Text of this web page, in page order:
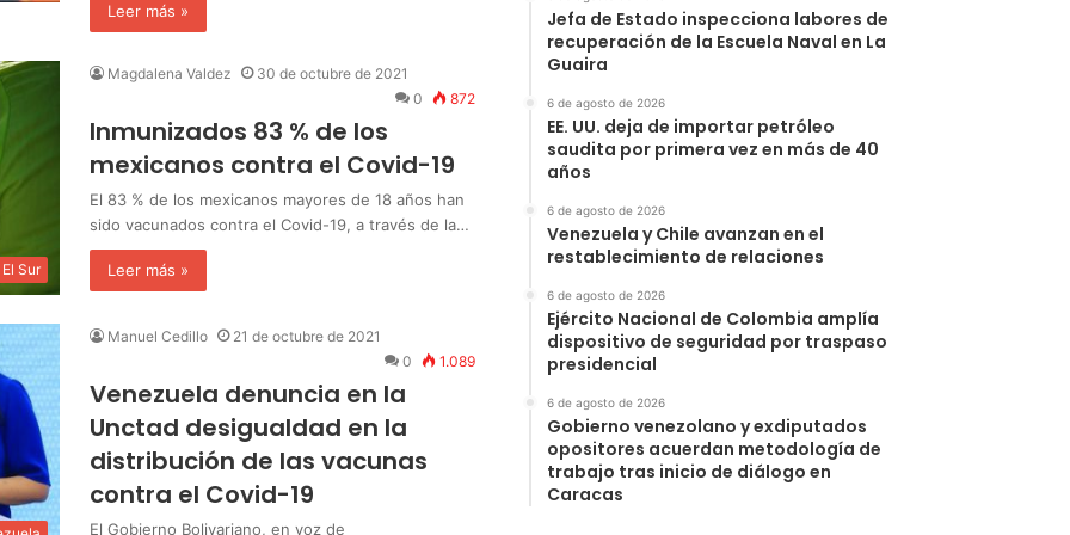
Leer más »
El Sur
Magdalena Valdez
30 de octubre de 2021
0
872
Inmunizados 83 % de los
mexicanos contra el Covid-19
El 83 % de los mexicanos mayores de 18 años han
sido vacunados contra el Covid-19, a través de la…
Leer más »
Manuel Cedillo
21 de octubre de 2021
0
1.089
Venezuela denuncia en la
Unctad desigualdad en la
distribución de las vacunas
contra el Covid-19
El Gobierno Bolivariano, en voz de
Jefa de Estado inspecciona labores de
recuperación de la Escuela Naval en La
Guaira
6 de agosto de 2026
EE. UU. deja de importar petróleo
saudita por primera vez en más de 40
años
6 de agosto de 2026
Venezuela y Chile avanzan en el
restablecimiento de relaciones
6 de agosto de 2026
Ejército Nacional de Colombia amplía
dispositivo de seguridad por traspaso
presidencial
6 de agosto de 2026
Gobierno venezolano y exdiputados
opositores acuerdan metodología de
trabajo tras inicio de diálogo en
Caracas